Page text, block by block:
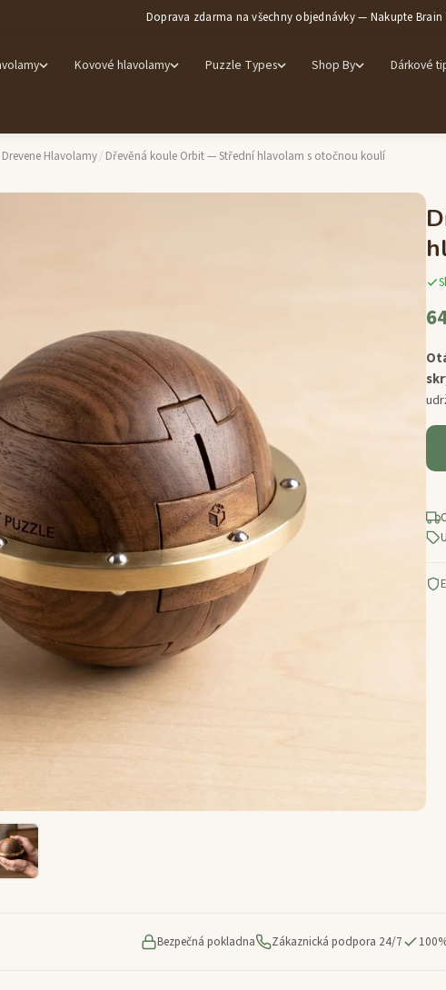
Doprava zdarma na všechny objednávky — Nakupte Brain
Kovové hlavolamy Puzzle Types Shop By Dárkové
Hlavolamy/ Dřevěná koule Orbit — Střední hlavolam s otočnou koulí
Bezpečná pokladna Zákaznická podpora 24/7